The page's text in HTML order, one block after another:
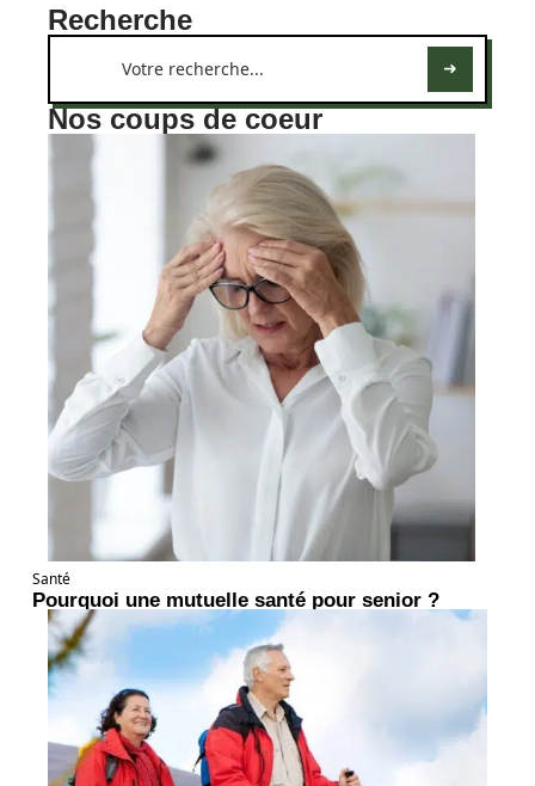
Recherche
Nos coups de coeur
Santé
Pourquoi une mutuelle santé pour senior ?